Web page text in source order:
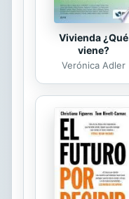
Vivienda ¿Qué
viene?
Verónica Adler